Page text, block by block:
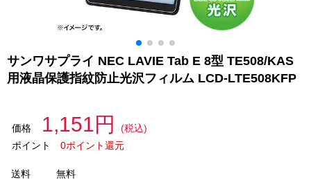
サンワサプライ NEC LAVIE Tab E 8型 TE508/KAS
用液晶保護指紋防止光沢フィルム LCD-LTE508KFP
価格 1,151円
(税込)
ポイント
0ポイント還元
送料
無料